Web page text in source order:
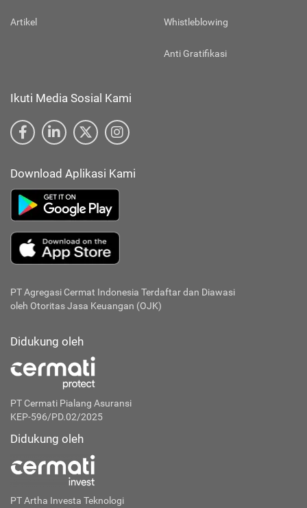
Artikel Whistleblowing
Anti Gratifikasi
Ikuti Media Sosial Kami
Download Aplikasi Kami
PT Agregasi Cermat Indonesia Terdaftar dan Diawasi
oleh Otoritas Jasa Keuangan (OJK)
Didukung oleh
PT Cermati Pialang Asuransi
KEP-596/PD.02/2025
Didukung oleh
PT Artha Investa Teknologi